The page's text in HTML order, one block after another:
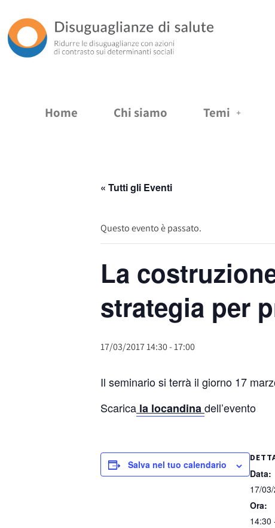
Vai
al
Home Chi siamo Temi
« Tutti gli Eventi
Questo evento è passato.
La
strategia per
17/03/2017 14:30-17:00
Il seminario si terrà il giorno 17
Scarica la locandinadell’evento
Salva nel tuo calendario
Data:
17/
Ora:
14:30